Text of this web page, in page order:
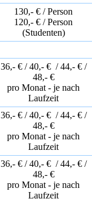
130,- € / Person
120,- € / Person
(Studenten)
36,- € / 40,- € / 44,- € /
48,- €
pro Monat - je nach
Laufzeit
36,- € / 40,- € / 44,- € /
48,- €
pro Monat - je nach
Laufzeit
36,- € / 40,- € / 44,- € /
48,- €
pro Monat - je nach
Laufzeit